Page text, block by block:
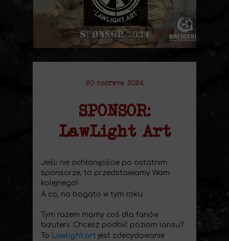
20 czerwca 2024
SPONSOR:
LawLight Art
Jeśli nie ochłonęliście po ostatnim
sponsorze, to przedstawiamy Wam
kolejnego!
A co, na bogato w tym roku
Tym razem mamy coś dla fanów
biżuterii. Chcesz podbić poziom lansu?
To Lawlight.art jest zdecydowanie